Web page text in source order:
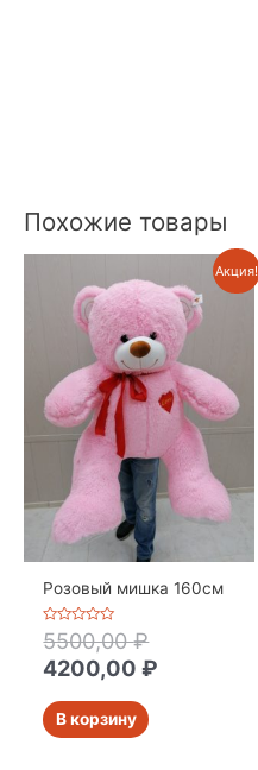
Похожие товары
Акция!
Розовый мишка 160см
Оценка
0
из
5
5500,00₽
4200,00₽
В корзину